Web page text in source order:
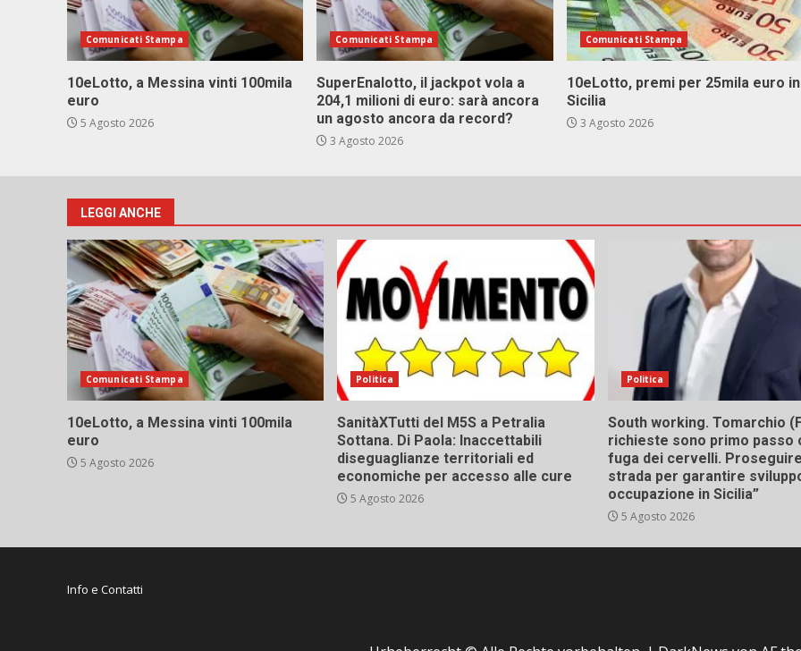
Comunicati Stampa
10eLotto, a Messina vinti 100mila
euro
5 Agosto 2026
Comunicati Stampa
SuperEnalotto, il jackpot vola a
204,1 milioni di euro: sarà ancora
un agosto ancora da record?
3 Agosto 2026
Comunicati Stampa
10eLotto, premi per 25mila euro in
Sicilia
3 Agosto 2026
LEGGI ANCHE
Comunicati Stampa
10eLotto, a Messina vinti 100mila
euro
5 Agosto 2026
Politica
SanitàXTutti del M5S a Petralia
Sottana. Di Paola: Inaccettabili
diseguaglianze territoriali ed
economiche per accesso alle cure
5 Agosto 2026
Politica
South working. Tomarchio
richieste sono primo passo
fuga dei cervelli.
strada per garantire
occupazione in Sicilia”
5 Agosto 2026
Info e Contatti